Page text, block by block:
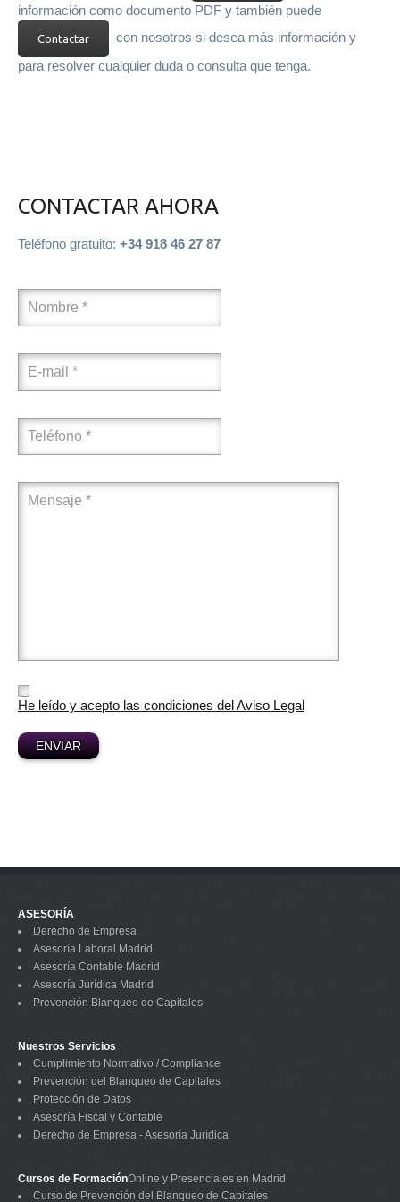
en general, a su vez queTRANQUILIDAD , aleliminar el
riesgode ser sancionado.
información como documento PDF y también puede
Contactar
con nosotros si desea más información y
para resolver cualquier duda o consulta que tenga.
CONTACTAR AHORA
Teléfono gratuito: +34 918 46 27 87
He leído y acepto las condiciones del Aviso Legal
ASESORÍA
Derecho de Empresa
Asesoría Laboral Madrid
Asesoría Contable Madrid
Asesoría Jurídica Madrid
Prevención Blanqueo de Capitales
Nuestros Servicios
Cumplimiento Normativo / Compliance
Prevención del Blanqueo de Capitales
Protección de Datos
Asesoría Fiscal y Contable
Derecho de Empresa - Asesoría Jurídica
Cursos de FormaciónOnline y Presenciales en Madrid
Curso de Prevención del Blanqueo de Capitales